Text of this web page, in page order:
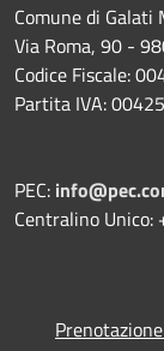
Comune di Galati
Via Roma, 90 -
Codice Fiscale:
Partita IVA:
PEC:
Centralino